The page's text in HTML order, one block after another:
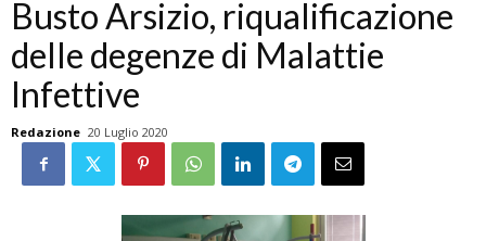
Busto Arsizio, riqualificazione
delle degenze di Malattie
Infettive
Redazione 20 Luglio 2020